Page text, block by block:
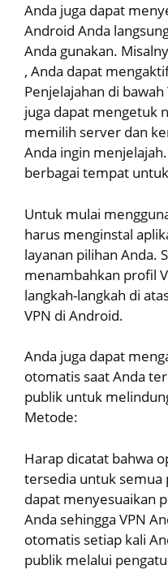
Anda juga dapat
Android Anda
Anda gunakan.
, Anda dapat
Penjelajahan di
juga dapat mengetuk
memilih server dan
Anda ingin
berbagai tempat
Untuk mulai
harus menginstal
layanan pilihan Anda.
menambahkan profil
langkah-langkah di
VPN di Android.
Anda juga dapat
otomatis saat Anda
publik untuk
Metode:
Harap dicatat bahwa
tersedia untuk semua
dapat menyesuaikan
Anda sehingga VPN
otomatis setiap kali
publik melalui